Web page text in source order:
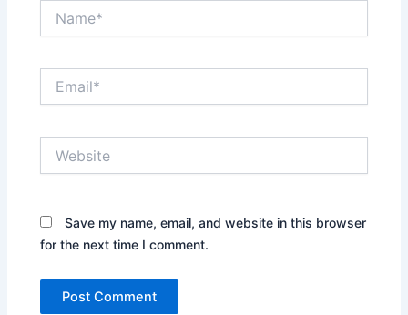
Save my name, email, and website in this browser
for the next time I comment.